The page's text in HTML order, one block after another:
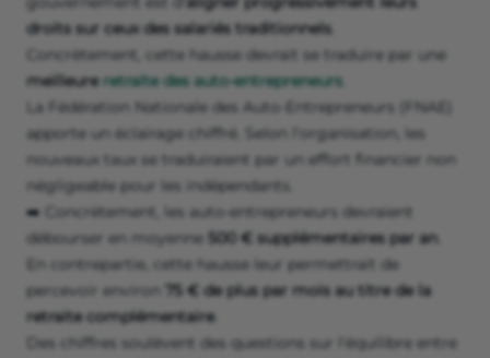
droits sur ceux des salariés traditionnels.
Concrètement, cette hausse devrait se traduire par une
meilleureretraite des auto-entrepreneurs.
La Fédération Nationale des Auto-Entrepreneurs (FNAE)
apporte un éclairage chiffré. Selon l'organisation, les
nouveaux taux se traduiraient par un effort financier non
négligeable pour les indépendants.
➡️ Concrètement, les auto-entrepreneurs devraient
débourser en moyenne 500 € supplémentaires par an.
En contrepartie, cette hausse leur permettrait de
percevoir environ
75 € de plus par mois au titre de la
retraite complémentaire.
Des chiffres soulèvent des questions sur l'équilibre entre